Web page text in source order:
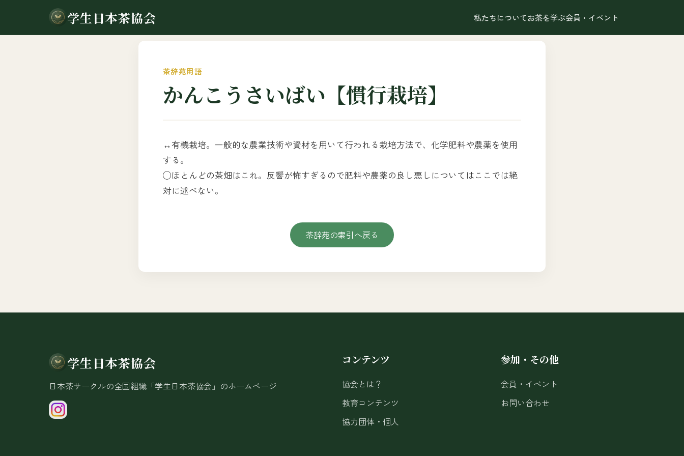
学生日本茶協会 私たちについてお茶を学ぶ会員・イベント
茶辞苑用語
かんこうさいばい【慣行栽培】
↔有機栽培。一般的な農業技術や資材を用いて行われる栽培方法で、化学肥料や農薬を使用
する。
◯ほとんどの茶畑はこれ。反響が怖すぎるので肥料や農薬の良し悪しについてはここでは絶
対に述べない。
茶辞苑の索引へ戻る
学生日本茶協会
日本茶サークルの全国組織「学生日本茶協会」のホームページ
コンテンツ
協会とは？
教育コンテンツ
協力団体・個人
参加・その他
会員・イベント
お問い合わせ